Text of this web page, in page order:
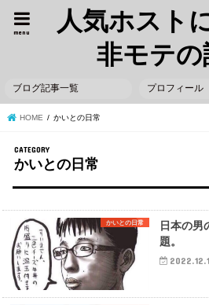
人気ホスト
非モテの
menu
ブログ記事一覧 プロフィール
HOME かいとの日常
かいとの日常
かいとの日常
日本の男
題。